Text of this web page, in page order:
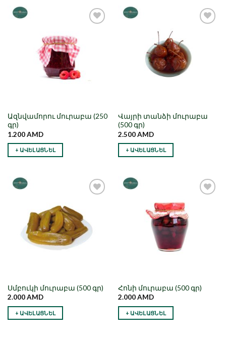
նախընտրած
Ազնվամորու մուրաբա (250
գր)
1.200AMD
+ ԱՎԵԼԱՑՆԵԼ
նախընտրած
Վայրի տանձի մուրաբա
(500 գր)
2.500AMD
+ ԱՎԵԼԱՑՆԵԼ
նախընտրած
Սմբուկի մուրաբա (500 գր)
2.000AMD
+ ԱՎԵԼԱՑՆԵԼ
Նշել որպես
նախընտրած
Հոնի մուրաբա (500 գր)
2.000AMD
+ ԱՎԵԼԱՑՆԵԼ